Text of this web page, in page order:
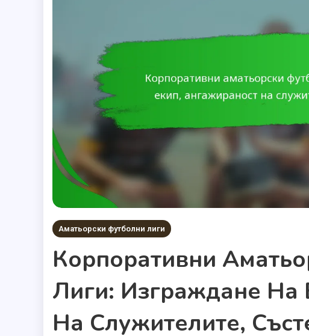
Аматьорски футболни лиги
Корпоративни
Лиги: Изграждане На
На Служителите,